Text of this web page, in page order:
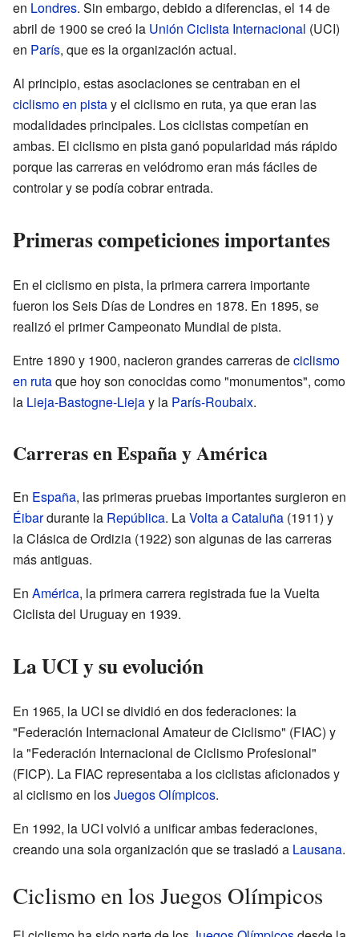
en Londres. Sin embargo, debido a diferencias, el 14 de
abril de 1900 se creó la Unión Ciclista Internacional (UCI)
en París, que es la organización actual.
Al principio, estas asociaciones se centraban en el
ciclismo en pistay el ciclismo en ruta, ya que eran las
modalidades principales. Los ciclistas competían en
ambas. El ciclismo en pista ganó popularidad más rápido
porque las carreras en velódromo eran más fáciles de
controlar y se podía cobrar entrada.
Primeras competiciones importantes
En el ciclismo en pista, la primera carrera importante
fueron los Seis Días de Londres en 1878. En 1895, se
realizó el primer Campeonato Mundial de pista.
Entre 1890 y 1900, nacieron grandes carreras deciclismo
en rutaque hoy son conocidas como "monumentos", como
la Lieja-Bastogne-Liejay la París-Roubaix.
Carreras en España y América
En España, las primeras pruebas importantes surgieron en
Éibardurante la República. LaVolta a Cataluña (1911) y
la Clásica de Ordizia (1922) son algunas de las carreras
más antiguas.
En América, la primera carrera registrada fue la Vuelta
Ciclista del Uruguay en 1939.
La UCI y su evolución
En 1965, la UCI se dividió en dos federaciones: la
"Federación Internacional Amateur de Ciclismo" (FIAC) y
la "Federación Internacional de Ciclismo Profesional"
(FICP). La FIAC representaba a los ciclistas aficionados y
al ciclismo en losJuegos Olímpicos.
En 1992, la UCI volvió a unificar ambas federaciones,
creando una sola organización que se trasladó a Lausana.
Ciclismo en los Juegos Olímpicos